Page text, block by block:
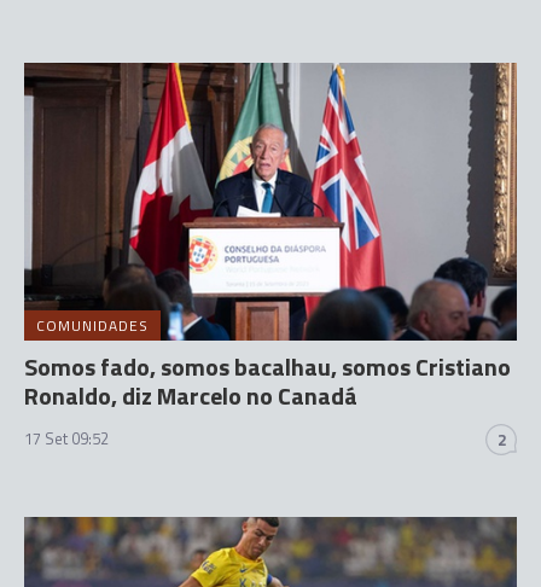
COMUNIDADES
Somos fado, somos bacalhau, somos Cristiano
Ronaldo, diz Marcelo no Canadá
17 Set 09:52 2